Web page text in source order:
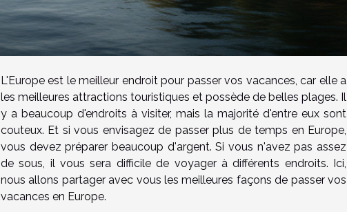
L'Europe est le meilleur endroit pour passer vos vacances, car elle a
les meilleures attractions touristiques et possède de belles plages. Il
y a beaucoup d'endroits à visiter, mais la majorité d'entre eux sont
couteux. Et si vous envisagez de passer plus de temps en Europe,
vous devez préparer beaucoup d'argent. Si vous n'avez pas assez
de sous, il vous sera difficile de voyager à différents endroits. Ici,
nous allons partager avec vous les meilleures façons de passer vos
vacances en Europe.